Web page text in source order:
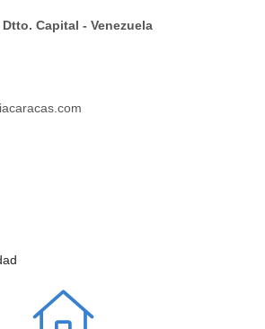
Capital - Venezuela